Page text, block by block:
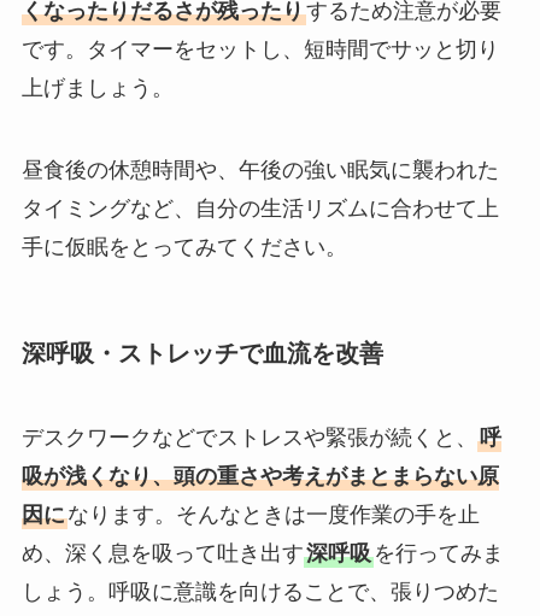
くなったりだるさが残ったりするため注意が必要
です。タイマーをセットし、短時間でサッと切り
上げましょう。
昼食後の休憩時間や、午後の強い眠気に襲われた
タイミングなど、自分の生活リズムに合わせて上
手に仮眠をとってみてください。
深呼吸・ストレッチで血流を改善
デスクワークなどでストレスや緊張が続くと、 呼
吸が浅くなり、頭の重さや考えがまとまらない原
因になります。そんなときは一度作業の手を止
め、深く息を吸って吐き出す深呼吸を行ってみま
しょう。呼吸に意識を向けることで、張りつめた